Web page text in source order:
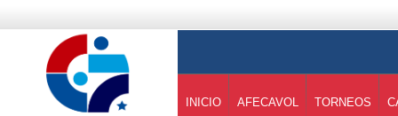
INICIO AFECAVOL TORNEOS